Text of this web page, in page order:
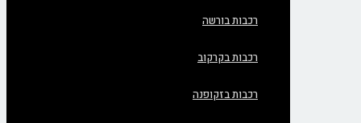
רכבות בורשה
רכבות בקרקוב
רכבות בזקופנה